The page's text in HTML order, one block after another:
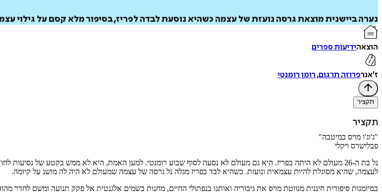
נערה ביישנית מוצאת גרסה נועזת של עצמה כשהיא נוסעת לבדה לפריז, בסיפור מלא קסם על גילוי
הוצאהידיעות ספרים
ז'אנרפרוזה תרגום,רומן רומנטי
תקציר
תקציר
"ג'וג'ו מויס במיטבה"
פבלישרס ויקלי
נל בת ה-26 מעולם לא היתה בפריז. היא גם מעולם לא נסעה לסוף שבוע רומנטי. למען האמת, היא לא ממש בקטע של
לעצמה, שהיא מסוגלת להיות עצמאית ונועזת. כשהיא לבד בפריז מגלה נל גרסה של עצמה שמעולם לא היה לה מושג על קיומה.
במיומנות סיפורית חיננית מנווטת מויס את גיבוריה ואותנו בנפתולי החיים, מחנות בשמים אלגנטית אל פקק תנועה ומשם לחדר